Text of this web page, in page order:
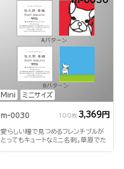
Mini ミニサイズ
m-0030 100枚 3,369円
愛らしい瞳で見つめるフレンチブルが
とってもキュートなミニ名刺。草原でた